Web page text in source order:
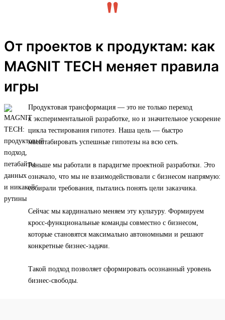
От проектов к продуктам: как
MAGNIT TECH меняет правила
игры
Продуктовая трансформация — это не только переход
к экспериментальной разработке, но и значительное ускорение
цикла тестирования гипотез. Наша цель — быстро
масштабировать успешные гипотезы на всю сеть.
Раньше мы работали в парадигме проектной разработки. Это
означало, что мы не взаимодействовали с бизнесом напрямую:
собирали требования, пытались понять цели заказчика.
Сейчас мы кардинально меняем эту культуру. Формируем
кросс-функциональные команды совместно с бизнесом,
которые становятся максимально автономными и решают
конкретные бизнес-задачи.
Такой подход позволяет сформировать осознанный уровень
бизнес-свободы.